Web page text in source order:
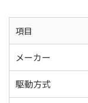
項目
メーカー
駆動方式